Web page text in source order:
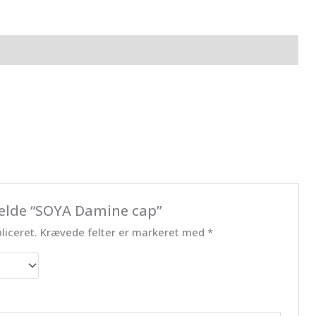
“SOYA Damine cap”
Krævede felter er markeret med*